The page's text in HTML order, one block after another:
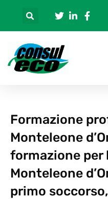
Formazione
Monteleone
formazione per
Monteleone
primo